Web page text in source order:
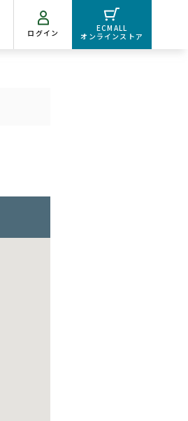
ログイン
ECMALL
オンラインストア